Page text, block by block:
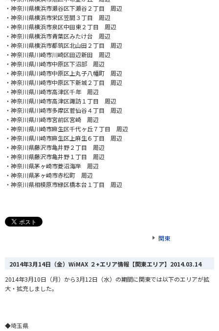
・神奈川県横浜市瀬谷区下瀬谷２丁目 周辺
・神奈川県横浜市栄区笠間３丁目 周辺
・神奈川県横浜市泉区中田東２丁目 周辺
・神奈川県横浜市青葉区みたけ台 周辺
・神奈川県横浜市都筑区北山田２丁目 周辺
・神奈川県川崎市川崎区田辺新田 周辺
・神奈川県川崎市中原区下沼部 周辺
・神奈川県川崎市中原区上丸子八幡町 周辺
・神奈川県川崎市中原区下新城２丁目 周辺
・神奈川県川崎市高津区千年 周辺
・神奈川県川崎市高津区諏訪１丁目 周辺
・神奈川県川崎市多摩区菅仙谷４丁目 周辺
・神奈川県川崎市宮前区宮崎 周辺
・神奈川県川崎市麻生区千代ヶ丘７丁目 周辺
・神奈川県川崎市麻生区上麻生６丁目 周辺
・神奈川県藤沢市亀井野２丁目 周辺
・神奈川県藤沢市亀井野１丁目 周辺
・神奈川県茅ヶ崎市菱沼海岸 周辺
・神奈川県茅ヶ崎市赤松町 周辺
・神奈川県相模原市緑区橋本台１丁目 周辺
関東
2014年3月14日（金）WiMAX ２+エリア情報【関東エリア】 2014.03.14
2014年3月10日（月）から3月12日（水）の期間に関東では以下のエリアが拡
大・拡充しました。
◆埼玉県